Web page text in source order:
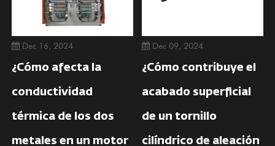
Dec 16, 2024
¿Cómo afecta la
conductividad
térmica de los dos
metales en un motor
Dec 09, 2024
¿Cómo contribuye el
acabado superficial
de un tornillo
cilíndrico de aleación